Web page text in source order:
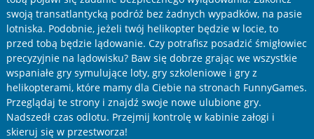
swoją transatlantycką podróż bez żadnych wypadków, na pasie
lotniska. Podobnie, jeżeli twój helikopter będzie w locie, to
przed tobą będzie lądowanie. Czy potrafisz posadzić śmigłowiec
precyzyjnie na lądowisku? Baw się dobrze grając we wszystkie
wspaniałe gry symulujące loty, gry szkoleniowe i gry z
helikopterami, które mamy dla Ciebie na stronach FunnyGames.
Przeglądaj te strony i znajdź swoje nowe ulubione gry.
Nadszedł czas odlotu. Przejmij kontrolę w kabinie załogi i
skieruj się w przestworza!